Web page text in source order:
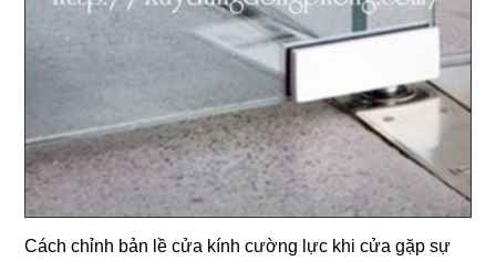
Cách chỉnh bản lề cửa kính cường lực khi cửa gặp sự